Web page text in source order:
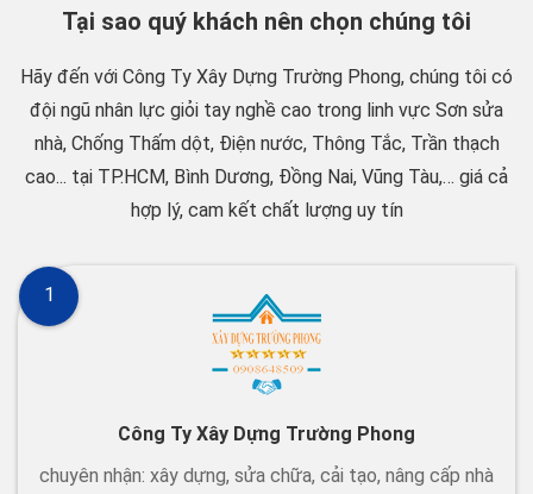
Tại sao quý khách nên chọn chúng tôi
Hãy đến với Công Ty Xây Dựng Trường Phong, chúng tôi có
đội ngũ nhân lực giỏi tay nghề cao trong linh vực Sơn sửa
nhà, Chống Thấm dột, Điện nước, Thông Tắc, Trần thạch
cao... tại TP.HCM, Bình Dương, Đồng Nai, Vũng Tàu,… giá cả
hợp lý, cam kết chất lượng uy tín
Công Ty Xây Dựng Trường Phong
chuyên nhận: xây dựng, sửa chữa, cải tạo, nâng cấp nhà
1